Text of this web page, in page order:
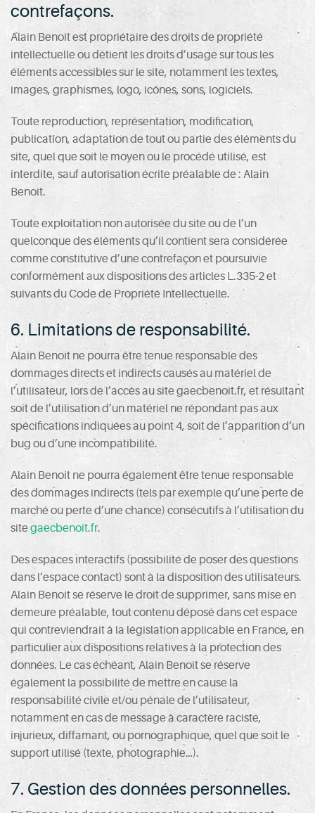
contrefaçons.
Alain Benoit est propriétaire des droits de propriété
intellectuelle ou détient les droits d’usage sur tous les
éléments accessibles sur le site, notamment les textes,
images, graphismes, logo, icônes, sons, logiciels.
Toute reproduction, représentation, modification,
publication, adaptation de tout ou partie des éléments du
site, quel que soit le moyen ou le procédé utilisé, est
interdite, sauf autorisation écrite préalable de : Alain
Benoit.
Toute exploitation non autorisée du site ou de l’un
quelconque des éléments qu’il contient sera considérée
comme constitutive d’une contrefaçon et poursuivie
conformément aux dispositions des articles L.335-2 et
suivants du Code de Propriété Intellectuelle.
6. Limitations de responsabilité.
Alain Benoit ne pourra être tenue responsable des
dommages directs et indirects causés au matériel de
l’utilisateur, lors de l’accès au site gaecbenoit.fr, et résultant
soit de l’utilisation d’un matériel ne répondant pas aux
spécifications indiquées au point 4, soit de l’apparition d’un
bug ou d’une incompatibilité.
Alain Benoit ne pourra également être tenue responsable
des dommages indirects (tels par exemple qu’une perte de
marché ou perte d’une chance) consécutifs à l’utilisation du
site gaecbenoit.fr.
Des espaces interactifs (possibilité de poser des questions
dans l’espace contact) sont à la disposition des utilisateurs.
Alain Benoit se réserve le droit de supprimer, sans mise en
demeure préalable, tout contenu déposé dans cet espace
qui contreviendrait à la législation applicable en France, en
particulier aux dispositions relatives à la protection des
données. Le cas échéant, Alain Benoit se réserve
également la possibilité de mettre en cause la
responsabilité civile et/ou pénale de l’utilisateur,
notamment en cas de message à caractère raciste,
injurieux, diffamant, ou pornographique, quel que soit le
support utilisé (texte, photographie…).
7. Gestion des données personnelles.